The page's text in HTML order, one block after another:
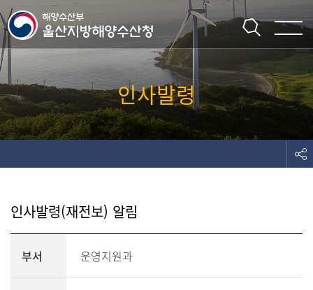
본문 바로가기
주메뉴 바로가기
인사발령
인사발령(재전보) 알림
부서 운영지원과